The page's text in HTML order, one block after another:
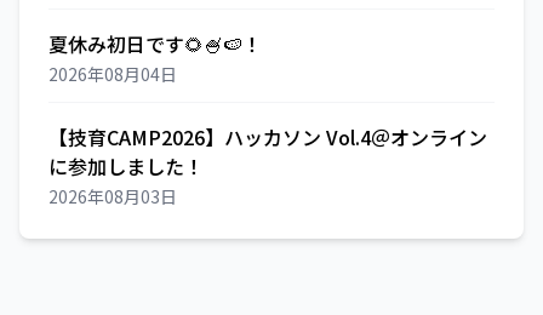
夏休み初日です🌻🍧🍉！
2026年08月04日
【技育CAMP2026】ハッカソン Vol.4＠オンライン
に参加しました！
2026年08月03日